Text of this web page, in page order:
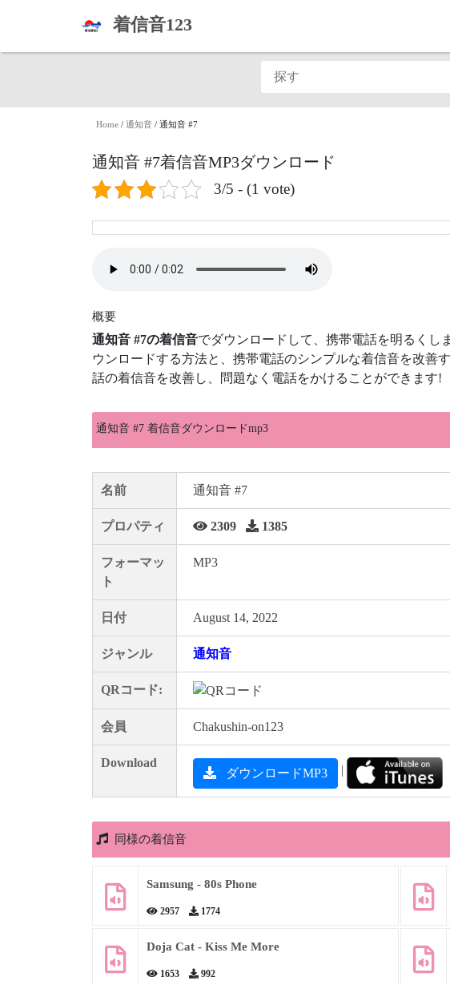
着信音123
Home / 通知音 / 通知音 #7
通知音 #7着信音MP3ダウンロード
3/5 - (1 vote)
概要
通知音 #7の着信音でダウンロードして、携帯電話を明るくし
ウンロードする方法と、携帯電話のシンプルな着信音を改善
話の着信音を改善し、問題なく電話をかけることができます!
通知音 #7 着信音ダウンロードmp3
名前 通知音 #7
プロパティ 2309 1385
フォーマッ
ト
MP3
日付 August 14, 2022
ジャンル 通知音
QRコード:
会員 Chakushin-on123
Download
ダウンロードMP3 |
同様の着信音
Samsung - 80s Phone
2957 1774
Doja Cat - Kiss Me More
1653 992